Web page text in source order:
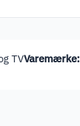
TVVaremærke: